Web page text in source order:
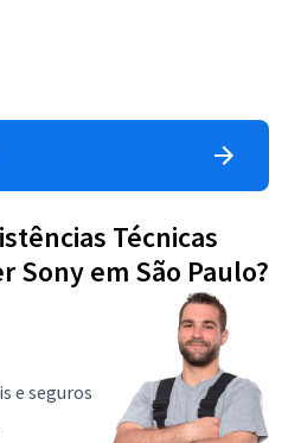
Técnicas
Sony em São Paulo?
e seguros